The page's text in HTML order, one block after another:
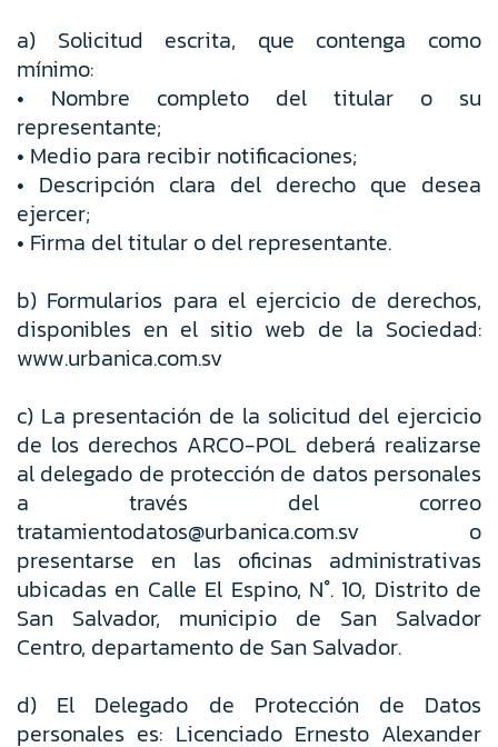
a) Solicitud escrita, que contenga como
mínimo:
• Nombre completo del titular o su
representante;
• Medio para recibir notificaciones;
• Descripción clara del derecho que desea
ejercer;
• Firma del titular o del representante.
b) Formularios para el ejercicio de derechos,
disponibles en el sitio web de la Sociedad:
www.urbanica.com.sv
c) La presentación de la solicitud del ejercicio
de los derechos ARCO-POL deberá realizarse
al delegado de protección de datos personales
a través del correo
tratamientodatos@urbanica.com.sv o
presentarse en las oficinas administrativas
ubicadas en Calle El Espino, N°. 10, Distrito de
San Salvador, municipio de San Salvador
Centro, departamento de San Salvador.
d) El Delegado de Protección de Datos
personales es: Licenciado Ernesto Alexander